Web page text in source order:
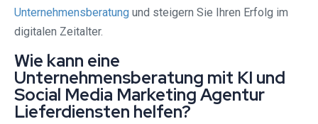
Unternehmensberatung und steigern Sie Ihren Erfolg im
digitalen Zeitalter.
Wie kann eine
Unternehmensberatung mit KI und
Social Media Marketing Agentur
Lieferdiensten helfen?